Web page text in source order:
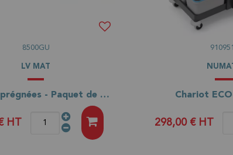
8500GU
LV MAT
Gazes imprégnées - Paquet de 1000 - 30/60cm
HT
Chariot
298,00 € HT